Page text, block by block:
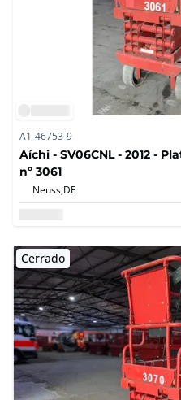
A1-46753-9
Aíchi - SV06CNL - 2012 -
nº 3061
Neuss,DE
Cerrado